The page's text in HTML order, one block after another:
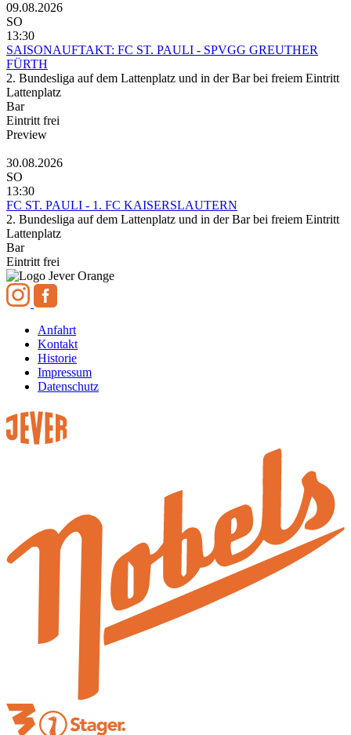
09.08.2026
SO
13:30
SAISONAUFTAKT: FC ST. PAULI - SPVGG GREUTHER
FÜRTH
2. Bundesliga auf dem Lattenplatz und in der Bar bei freiem Eintritt
Lattenplatz
Bar
Eintritt frei
Preview
30.08.2026
SO
13:30
FC ST. PAULI - 1. FC KAISERSLAUTERN
2. Bundesliga auf dem Lattenplatz und in der Bar bei freiem Eintritt
Lattenplatz
Bar
Eintritt frei
Anfahrt
Kontakt
Historie
Impressum
Datenschutz